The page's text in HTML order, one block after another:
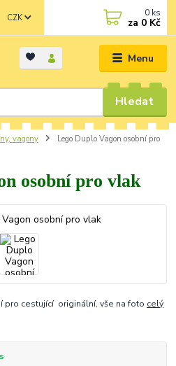
Menu
CZK
Hledat
0 ks
za 0 Kč
vagony
Lego Duplo Vagon osobní pro
osobní pro vlak
pro cestující originální, vše na foto celý